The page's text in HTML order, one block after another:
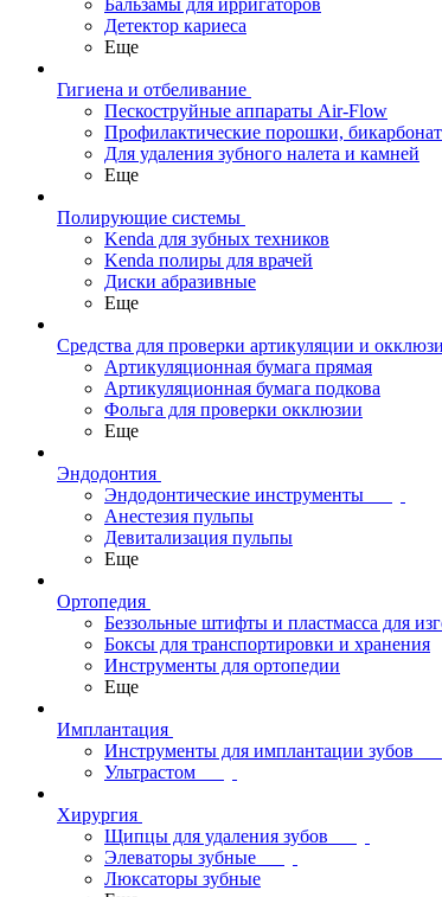
Бальзамы для ирригаторов
Детектор кариеса
Еще
Гигиена и отбеливание
Пескоструйные аппараты Air-Flow
Профилактические порошки,
Для удаления зубного налета и камней
Еще
Полирующие системы
Kenda для зубных техников
Kenda полиры для врачей
Диски абразивные
Еще
Средства для проверки артикуляции и
Артикуляционная бумага прямая
Артикуляционная бумага подкова
Фольга для проверки окклюзии
Еще
Эндодонтия
Эндодонтические инструменты
Анестезия пульпы
Девитализация пульпы
Еще
Ортопедия
Беззольные штифты и пластмасса для
Боксы для транспортировки и хранения
Инструменты для ортопедии
Еще
Имплантация
Инструменты для имплантации зубов
Ультрастом
Хирургия
Щипцы для удаления зубов
Элеваторы зубные
Люксаторы зубные